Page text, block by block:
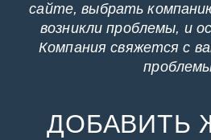
сайте, выбрать
возникли проблемы, и
Компания свяжется с
ДОБАВИТЬ